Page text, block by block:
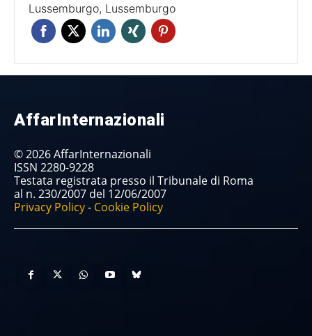
Lussemburgo, Lussemburgo
AffarInternazionali
© 2026 AffarInternazionali
ISSN 2280-9228
Testata registrata presso il Tribunale di Roma
al n. 230/2007 del 12/06/2007
Privacy Policy- Cookie Policy